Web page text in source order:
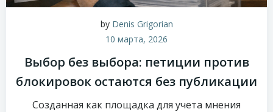
by Denis Grigorian
10 марта, 2026
Выбор без выбора: петиции против
блокировок остаются без публикации
Созданная как площадка для учета мнения